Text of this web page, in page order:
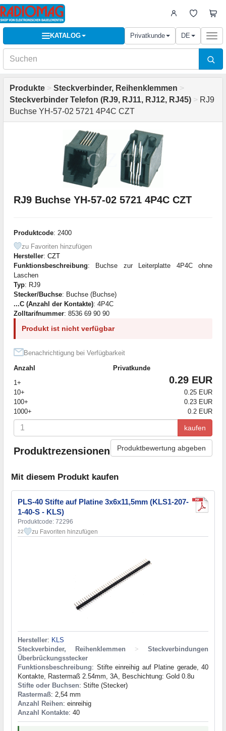
KATALOG Privatkunde DE
Produkte > Steckverbinder, Reihenklemmen >
Steckverbinder Telefon (RJ9, RJ11, RJ12, RJ45) > RJ9
Buchse YH-57-02 5721 4P4C CZT
RJ9 Buchse YH-57-02 5721 4P4C CZT
Produktcode: 2400
zu Favoriten hinzufügen
Hersteller: CZT
Funktionsbeschreibung: Buchse zur Leiterplatte 4P4C ohne
Laschen
Typ: RJ9
Stecker/Buchse: Buchse (Buchse)
...C (Anzahl der Kontakte): 4P4C
Zolltarifnummer: 8536 69 90 90
Produkt ist nicht verfügbar
Benachrichtigung bei Verfügbarkeit
Anzahl
Privatkunde
1+
0.29 EUR
10+
0.25 EUR
100+
0.23 EUR
1000+
0.2 EUR
kaufen
Produktrezensionen Produktbewertung abgeben
Mit diesem Produkt kaufen
PLS-40 Stifte auf Platine 3x6x11,5mm (KLS1-207-
1-40-S - KLS)
Produktcode: 72296
22 zu Favoriten hinzufügen
Hersteller: KLS
Steckverbinder, Reihenklemmen
>
Steckverbindungen
Überbrückungsstecker
Funktionsbeschreibung: Stifte einreihig auf Platine gerade, 40
Kontakte, Rastermaß 2.54mm, 3A, Beschichtung: Gold 0.8u
Stifte oder Buchsen: Stifte (Stecker)
Rastermaß: 2,54 mm
Anzahl Reihen: einreihig
Anzahl Kontakte: 40